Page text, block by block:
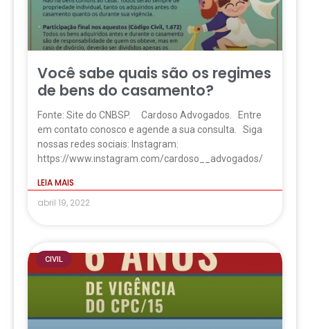
Você sabe quais são os regimes
de bens do casamento?
Fonte: Site do CNBSP. Cardoso Advogados. Entre
em contato conosco e agende a sua consulta. Siga
nossas redes sociais: Instagram:
https://www.instagram.com/cardoso__advogados/
LEIA MAIS
abril 19, 2022
CIVIL